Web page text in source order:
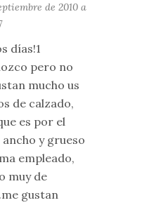
de 2010 a
días!1
pero no
mucho us
de calzado,
es por el
y grueso
empleado,
muy de
gustan